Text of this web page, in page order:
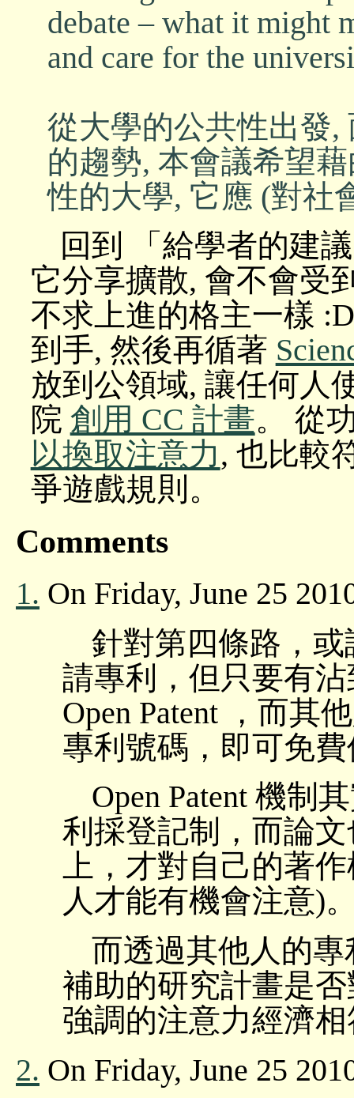
debate – what it might
and care for the
從大學的公共性出發,
的趨勢, 本會議希望
性的大學, 它應 (對社
回到 「給學者的建
它分享擴散, 會不會受
不求上進的格主一樣
到手, 然後再循著
放到公領域, 讓任何人
院 創用 CC 計畫。 從
以換取注意力, 也比較
爭遊戲規則。
Comments
1. On Friday, June 25
針對第四條路，
請專利，但只要有
Open Patent ，而其
專利號碼，即可免
Open Patent 機制
利採登記制，而論
上，才對自己的著
人才能有機會注意)
而透過其他人的
補助的研究計畫是
強調的注意力經濟
2. On Friday, June 25